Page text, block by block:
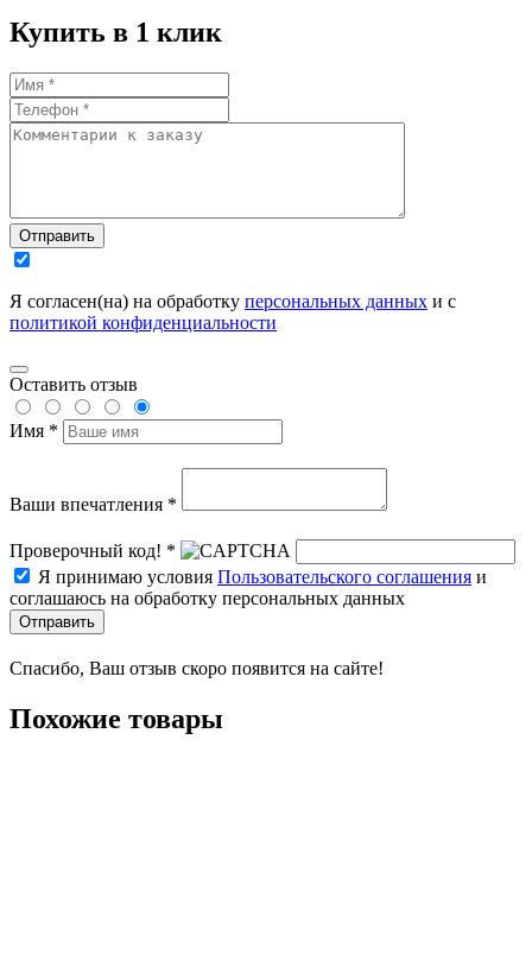
Купить в 1 клик
Отправить
Я согласен(на) на обработку персональных данных и с
политикой конфиденциальности
Оставить отзыв
Имя *
Ваши впечатления *
Проверочный код! *
Я принимаю условия Пользовательского соглашения и
соглашаюсь на обработку персональных данных
Отправить
Спасибо, Ваш отзыв скоро появится на сайте!
Похожие товары